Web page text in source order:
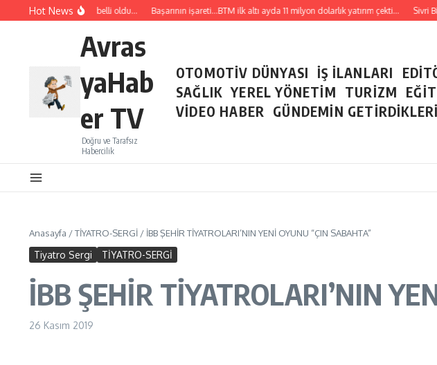
İçeriğe atlaHot News
Temmuz ayı ihracatı belli oldu… Başarının işareti…BTM ilk altı ayda 11 milyon dolarlık yatırım çekti… Sivri
Avras
yaHab
er TV
Doğru ve Tarafsız
Habercilik
OTOMOTİV DÜNYASI İŞ İLANLARI
SAĞLIK YEREL YÖNETİM TURİZM
VİDEO HABER
GÜNDEMİN GETİRDİKLERİ
Anasayfa /TİYATRO-SERGİ / İBB ŞEHİR TİYATROLARI’NIN YENİ OYUNU “ÇIN SABAHTA”
Tiyatro Sergi TİYATRO-SERGİ
İBB ŞEHİR TİYATROLARI’NIN
26 Kasım 2019